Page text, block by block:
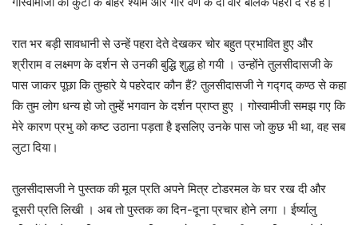
रात भर बड़ी सावधानी से उन्हें पहरा देते देखकर चोर बहुत प्रभावित हुए और
श्रीराम व लक्ष्मण के दर्शन से उनकी बुद्धि शुद्ध हो गयी । उन्होंने तुलसीदासजी के
पास जाकर पूछा कि तुम्हारे ये पहरेदार कौन हैं? तुलसीदासजी ने गद्गद् कण्ठ से कहा
कि तुम लोग धन्य हो जो तुम्हें भगवान के दर्शन प्राप्त हुए । गोस्वामीजी समझ गए कि
मेरे कारण प्रभु को कष्ट उठाना पड़ता है इसलिए उनके पास जो कुछ भी था, वह सब
लुटा दिया।
तुलसीदासजी ने पुस्तक की मूल प्रति अपने मित्र टोडरमल के घर रख दी और
दूसरी प्रति लिखी । अब तो पुस्तक का दिन-दूना प्रचार होने लगा । ईर्ष्यालु